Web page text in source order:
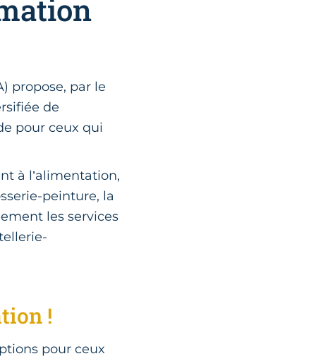
propose, par le
de
pour ceux qui
à l’alimentation,
peinture, la
les services
!
pour ceux